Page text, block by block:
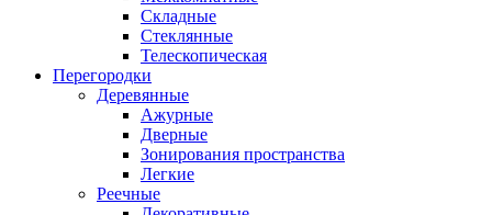
Складные
Стеклянные
Телескопическая
Перегородки
Деревянные
Ажурные
Дверные
Зонирования пространства
Легкие
Реечные